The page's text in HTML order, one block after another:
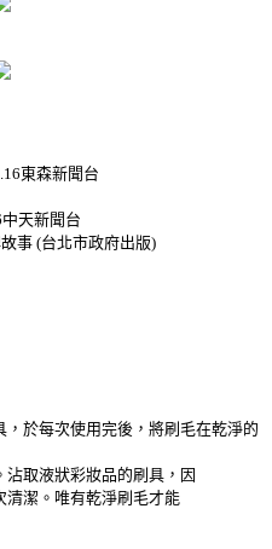
東森新聞台
天新聞台
事 (台北市政府出版)
於每次使用完後，將刷毛在乾淨的
沾取液狀彩妝品的刷具，因
清潔。唯有乾淨刷毛才能